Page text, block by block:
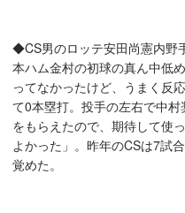
◆CS男のロッテ安田尚憲内野
本ハム金村の初球の真ん中低
ってなかったけど、うまく反
て0本塁打。投手の左右で中
をもらえたので、期待して使
よかった」。昨年のCSは7試
覚めた。